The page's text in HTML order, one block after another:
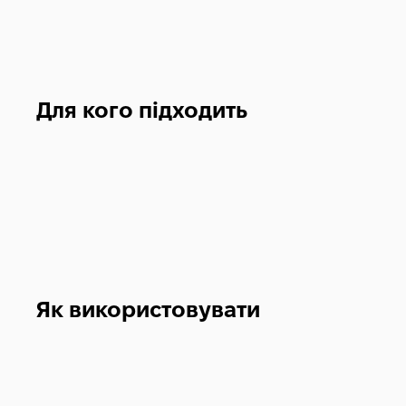
Для кого підходить
Як використовувати